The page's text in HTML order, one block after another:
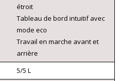
étroit
Tableau de bord intuitif avec
mode eco
Travail en marche avant et
arrière
5/5 L